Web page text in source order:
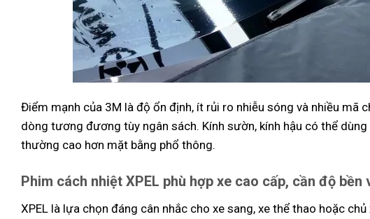
Điểm mạnh của 3M là độ ổn định, ít rủi ro nhiễu sóng và nhiều mã
dòng tương đương tùy ngân sách. Kính sườn, kính hậu có thể
thường cao hơn mặt bằng phổ thông.
Phim cách nhiệt XPEL phù hợp xe cao cấp, cần độ
XPEL là lựa chọn đáng cân nhắc cho xe sang, xe thể thao hoặc